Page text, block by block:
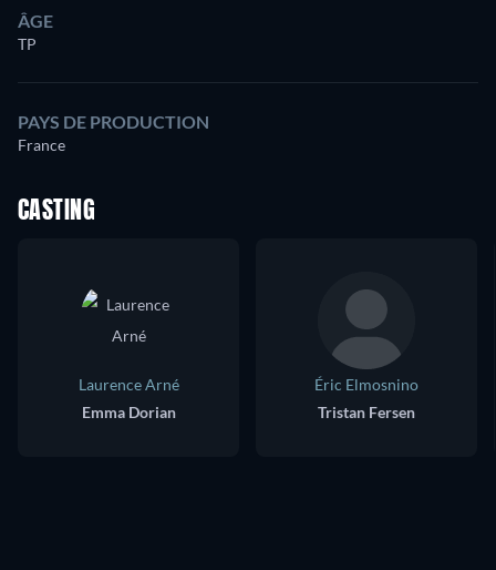
ÂGE
TP
PAYS DE PRODUCTION
France
CASTING
Laurence Arné
Emma Dorian
Éric Elmosnino
Tristan Fersen